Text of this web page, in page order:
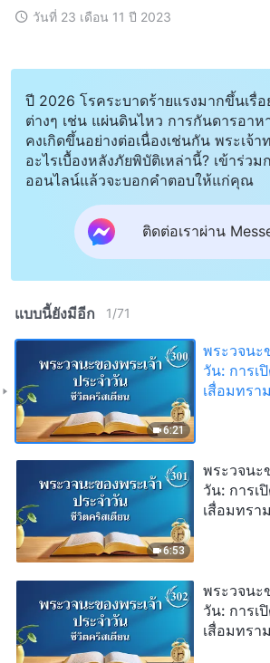
วันที่ 23 เดือน 11 ปี 2023
ปี 2026 โรคระบาดร้ายแรงมากขึ้นเรื่
ต่างๆ เช่น แผ่นดินไหว การกันดารอาห
คงเกิดขึ้นอย่างต่อเนื่องเช่นกัน พระเจ้
อะไรเบื้องหลังภัยพิบัติเหล่านี้? เข้าร่วม
ออนไลน์แล้วจะบอกคำตอบให้แก่คุณ
ติดต่อเราผ่าน
แบบนี้ยังมีอีก 1/71
6:21
พระวจนะ
วัน: การเ
เสื่อมทรา
6:53
พระวจนะ
วัน: การเ
เสื่อมทรา
พระวจนะ
วัน: การเ
เสื่อมทรา